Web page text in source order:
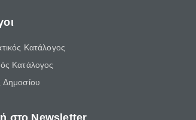
Κατάλογος
Κατάλογος
Δημοσίου
στο Newsletter